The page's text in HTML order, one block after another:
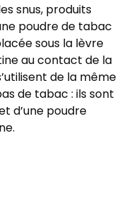
snus, produits
poudre de tabac
sous la lèvre
au contact de la
de la même
de tabac : ils sont
d’une poudre